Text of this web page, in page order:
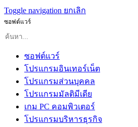
Toggle navigation ยกเลิก
ซอฟต์แวร์
ซอฟต์แวร์
โปรแกรมอินเทอร์เน็ต
โปรแกรมส่วนบุคคล
โปรแกรมมัลติมีเดีย
เกม PC คอมพิวเตอร์
โปรแกรมบริหารธุรกิจ